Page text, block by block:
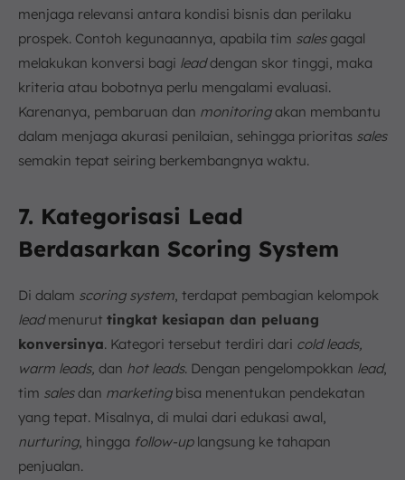
menjaga relevansi antara kondisi bisnis dan perilaku
prospek. Contoh kegunaannya, apabila tim salesgagal
melakukan konversi bagi leaddengan skor tinggi, maka
kriteria atau bobotnya perlu mengalami evaluasi.
Karenanya, pembaruan dan monitoringakan membantu
dalam menjaga akurasi penilaian, sehingga prioritas sales
semakin tepat seiring berkembangnya waktu.
7. Kategorisasi Lead
Berdasarkan Scoring System
Di dalam scoring system, terdapat pembagian kelompok
leadmenurut tingkat kesiapan dan peluang
konversinya. Kategori tersebut terdiri dari cold leads,
warm leads, dan hot leads. Dengan pengelompokkan lead,
tim salesdan marketingbisa menentukan pendekatan
yang tepat. Misalnya, di mulai dari edukasi awal,
nurturing, hingga follow-uplangsung ke tahapan
penjualan.